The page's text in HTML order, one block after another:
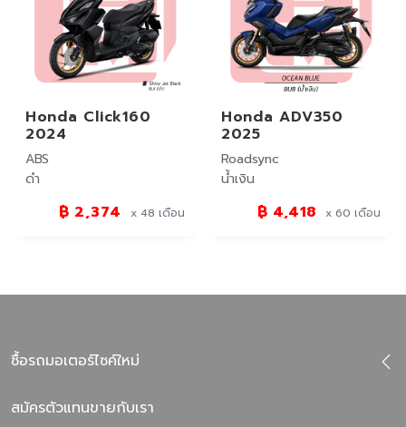
Honda Click160
2024
ABS
ดำ
฿ 2,374 x 48 เดือน
Honda ADV350
2025
Roadsync
น้ำเงิน
฿ 4,418 x 60 เดือน
ซื้อรถมอเตอร์ไซค์ใหม่
สมัครตัวแทนขายกับเรา